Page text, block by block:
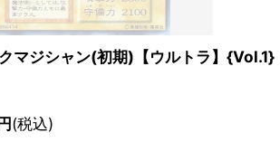
マジシャン(初期)【ウルトラ】{Vol.1}
(税込)